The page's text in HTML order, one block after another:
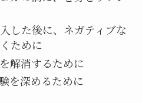
した後に、ネガティブな
ために
解消するために
を深めるために